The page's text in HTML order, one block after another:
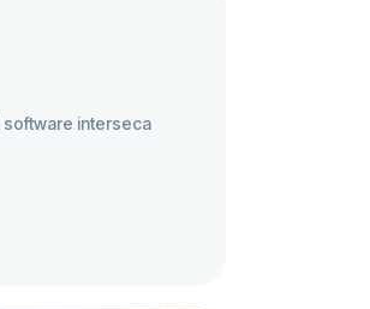
software interseca